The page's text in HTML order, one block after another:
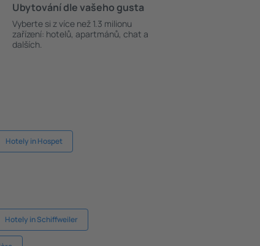
Ubytování dle vašeho gusta
Vyberte si z více než 1.3 milionu
zařízení: hotelů, apartmánů, chat a
dalších.
Hotely in Hospet
Hotely in Schiffweiler